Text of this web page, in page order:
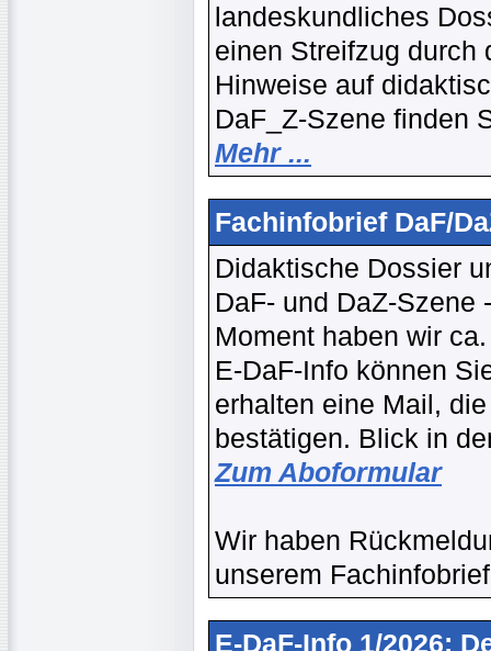
landeskundliches
einen Streifzug durch
Hinweise auf
DaF_Z-Szene finden
Mehr ...
Fachinfobrief DaF/
Didaktische Dossier
DaF- und DaZ-Szene
Moment haben wir
E-DaF-Info können
erhalten eine Mail,
bestätigen. Blick in
Zum Aboformular
Wir haben
unserem
E-DaF-Info 1/2026: